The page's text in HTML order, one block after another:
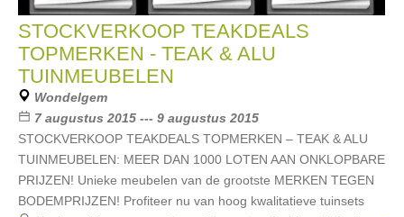
STOCKVERKOOP TEAKDEALS
TOPMERKEN - TEAK & ALU
TUINMEUBELEN
Wondelgem
7 augustus 2015 --- 9 augustus 2015
STOCKVERKOOP TEAKDEALS TOPMERKEN – TEAK & ALU
TUINMEUBELEN: MEER DAN 1000 LOTEN AAN ONKLOPBARE
PRIJZEN! Unieke meubelen van de grootste MERKEN TEGEN
BODEMPRIJZEN! Profiteer nu van hoog kwalitatieve tuinsets